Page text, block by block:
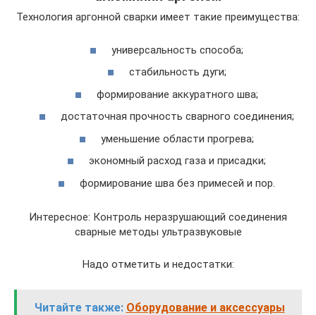
Технология аргонной сварки имеет такие преимущества:
универсальность способа;
стабильность дуги;
формирование аккуратного шва;
достаточная прочность сварного соединения;
уменьшение области прогрева;
экономный расход газа и присадки;
формирование шва без примесей и пор.
Интересное: Контроль неразрушающий соединения
сварные методы ультразвуковые
Надо отметить и недостатки:
Читайте также: Оборудование и аксессуары